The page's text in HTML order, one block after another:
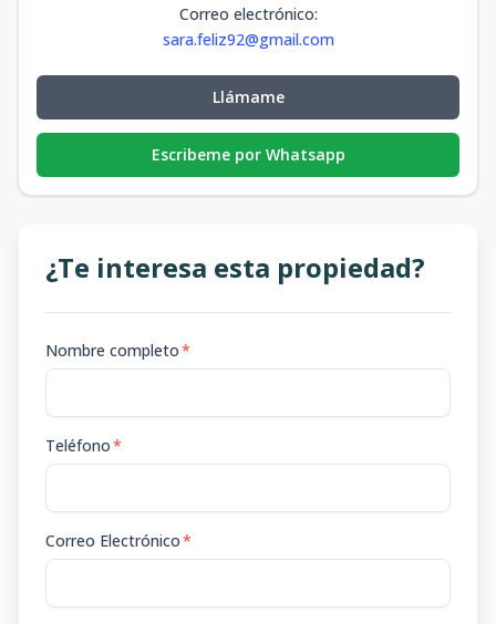
Correo electrónico:
sara.feliz92@gmail.com
Llámame
Escribeme por Whatsapp
¿Te interesa esta propiedad?
Nombre completo*
Teléfono*
Correo Electrónico*